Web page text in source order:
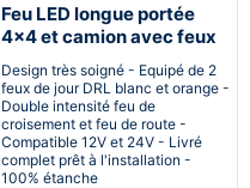
Feu LED longue portée
4x4 et camion avec feux
de position blanc et
orange
Design très soigné - Equipé de 2
feux de jour DRL blanc et orange -
Double intensité feu de
croisement et feu de route -
Compatible 12V et 24V - Livré
complet prêt à l'installation -
100% étanche